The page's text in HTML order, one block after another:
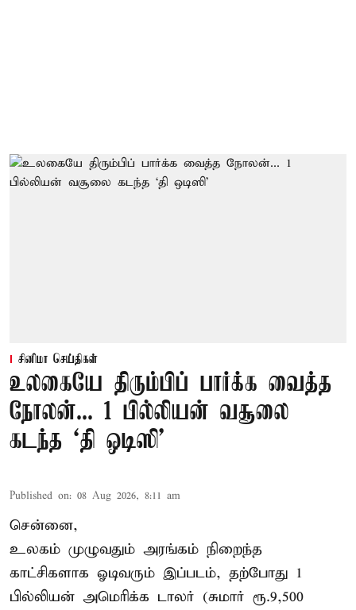
சினிமா செய்திகள்
உலகையே திரும்பிப் பார்க்க வைத்த
நோலன்... 1 பில்லியன் வசூலை
கடந்த ‘தி ஒடிஸி’
Published on: 08 Aug 2026, 8:11 am
சென்னை,
உலகம் முழுவதும் அரங்கம் நிறைந்த
காட்சிகளாக ஓடிவரும் இப்படம், தற்போது 1
பில்லியன் அமெரிக்க டாலர் (சுமார் ரூ.9,500